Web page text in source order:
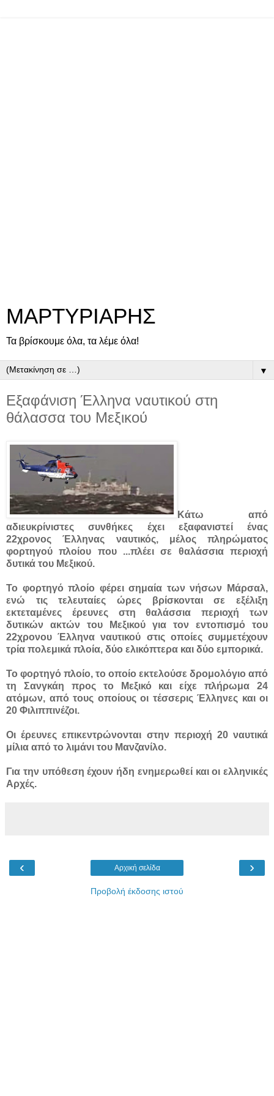
ΜΑΡΤΥΡΙΑΡΗΣ
Τα βρίσκουμε όλα, τα λέμε όλα!
▼
Εξαφάνιση Έλληνα ναυτικού στη
θάλασσα του Μεξικού
Κάτω από
αδιευκρίνιστες συνθήκες έχει εξαφανιστεί ένας
22χρονος Έλληνας ναυτικός, μέλος πληρώματος
φορτηγού πλοίου που ...πλέει σε θαλάσσια περιοχή
δυτικά του Μεξικού.
Το φορτηγό πλοίο φέρει σημαία των νήσων Μάρσαλ,
ενώ τις τελευταίες ώρες βρίσκονται σε εξέλιξη
εκτεταμένες έρευνες στη θαλάσσια περιοχή των
δυτικών ακτών του Μεξικού για τον εντοπισμό του
22χρονου Έλληνα ναυτικού στις οποίες συμμετέχουν
τρία πολεμικά πλοία, δύο ελικόπτερα και δύο εμπορικά.
Το φορτηγό πλοίο, το οποίο εκτελούσε δρομολόγιο από
τη Σανγκάη προς το Μεξικό και είχε πλήρωμα 24
ατόμων, από τους οποίους οι τέσσερις Έλληνες και οι
20 Φιλιππινέζοι.
Οι έρευνες επικεντρώνονται στην περιοχή 20 ναυτικά
μίλια από το λιμάνι του Μανζανίλο.
Για την υπόθεση έχουν ήδη ενημερωθεί και οι ελληνικές
Αρχές.
‹ ›
Αρχική σελίδα
Προβολή έκδοσης ιστού